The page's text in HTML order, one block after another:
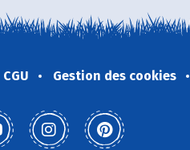
CGU Gestion des cookies